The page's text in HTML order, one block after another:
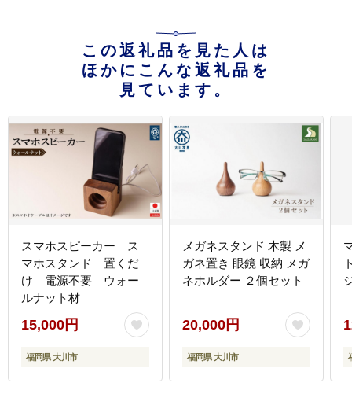
この返礼品を見た人は
ほかにこんな返礼品を
見ています。
スマホスピーカー ス
マホスタンド 置くだ
け 電源不要 ウォー
ルナット材
15,000円
福岡県 大川市
メガネスタンド 木製 メ
ガネ置き 眼鏡 収納 メガ
ネホルダー ２個セット
20,000円
福岡県 大川市